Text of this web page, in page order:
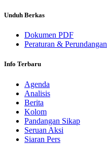
Unduh Berkas
Dokumen PDF
Peraturan & Perundangan
Info Terbaru
Agenda
Analisis
Berita
Kolom
Pandangan Sikap
Seruan Aksi
Siaran Pers